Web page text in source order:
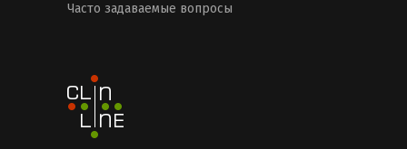
Часто задаваемые вопросы